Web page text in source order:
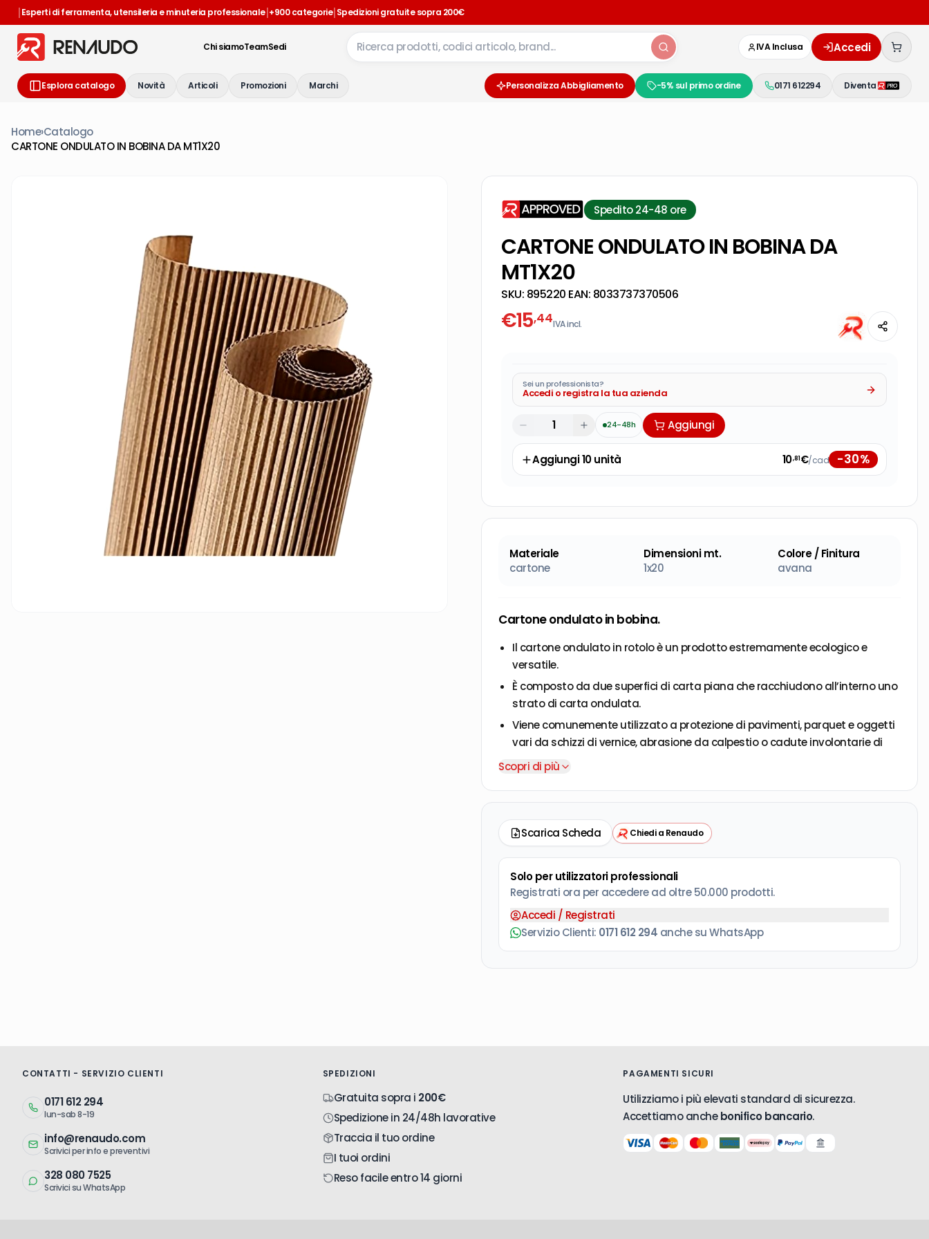
|Esperti di ferramenta, utensileria e minuteria professionale|+900 categorie|Spedizioni gratuite sopra 200€
Chi siamoTeamSedi IVA Inclusa Accedi
Esplora catalogo Novità Articoli Promozioni Marchi Personalizza Abbigliamento -5% sul primo ordine 0171 612294 Diventa
Home›Catalogo
CARTONE ONDULATO IN BOBINA DA MT1X20
Spedito 24-48 ore
CARTONE ONDULATO IN BOBINA DA
MT1X20
SKU: 895220 EAN: 8033737370506
€15,44IVA incl.
Sei un professionista?
Accedi o registra la tua azienda
24-48h Aggiungi
Aggiungi10unità 10,81€/cad -30%
Materiale
cartone
Dimensioni mt.
1x20
Colore / Finitura
avana
Cartone ondulato in bobina.
Il cartone ondulato in rotolo è un prodotto estremamente ecologico e
versatile.
È composto da due superfici di carta piana che racchiudono all’interno uno
strato di carta ondulata.
Viene comunemente utilizzato a protezione di pavimenti, parquet e oggetti
vari da schizzi di vernice, abrasione da calpestio o cadute involontarie di
attrezzi durante lavori di ristrutturazione, tinteggiatura, montaggio mobili,
ecc.
rompersi o urtarsi accidentalmente durante il trasporto e lo stoccaggio.
estremamente elastico e particolarmente indicato per ammortizzare urti e
vibrazioni.
Scopri di più
Scarica Scheda Chiedi a Renaudo
Solo per utilizzatori professionali
Registrati ora per accedere ad oltre 50.000 prodotti.
Accedi / Registrati
Servizio Clienti: 0171 612 294 anche su WhatsApp
CONTATTI - SERVIZIO CLIENTI
0171 612 294
lun-sab 8-19
info@renaudo.com
Scrivici per info e preventivi
328 080 7525
Scrivici su WhatsApp
SPEDIZIONI
Gratuita sopra i 200€
Spedizione in 24/48h lavorative
Traccia il tuo ordine
I tuoi ordini
Reso facile entro 14 giorni
PAGAMENTI SICURI
Utilizziamo i più elevati standard di sicurezza.
Accettiamo anchebonifico bancario.